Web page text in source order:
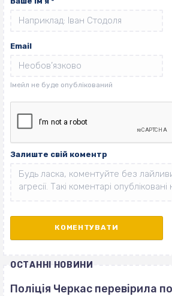
Email
Залиште свій коментр
ОСТАННІ НОВИНИ
Поліція Черкас перевірила